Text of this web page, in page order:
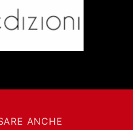
ANCHE